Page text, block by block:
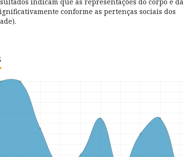
conforme as pertenças sociais dos